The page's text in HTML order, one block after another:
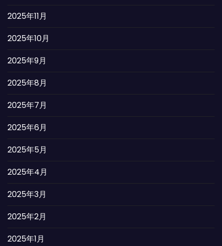
2025年11月
2025年10月
2025年9月
2025年8月
2025年7月
2025年6月
2025年5月
2025年4月
2025年3月
2025年2月
2025年1月